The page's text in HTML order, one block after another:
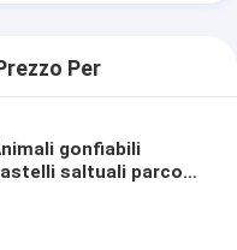
Per
gonfiabili
saltuali parco